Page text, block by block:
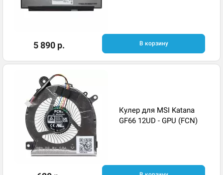
5 890 р. В корзину
Кулер для MSI Katana
GF66 12UD - GPU (FCN)